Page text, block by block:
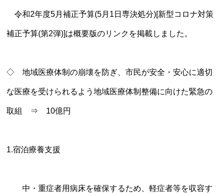
令和2年度5月補正予算(5月1日専決処分)[新型コロナ対策
補正予算(第2弾)]は概要版のリンクを掲載しました。
◇ 地域医療体制の崩壊を防ぎ、市民が安全・安心に適切
な医療を受けられるよう地域医療体制整備に向けた緊急の
取組 ⇒ 10億円
1.宿泊療養支援
中・重症者用病床を確保するため、軽症者等を収容す